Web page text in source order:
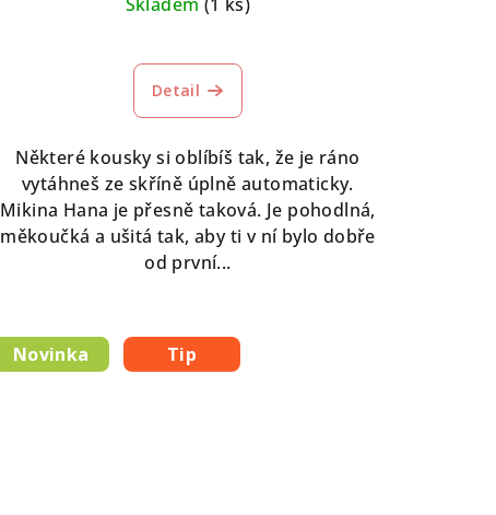
Detail
Některé kousky si oblíbíš tak, že je ráno
vytáhneš ze skříně úplně automaticky.
Mikina Hana je přesně taková. Je pohodlná,
měkoučká a ušitá tak, aby ti v ní bylo dobře
od první...
Novinka Tip